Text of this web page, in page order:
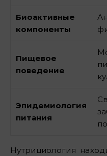
Биоактивные
компоненты
Пищевое
поведение
Эпидемиология
питания
Нутрициология